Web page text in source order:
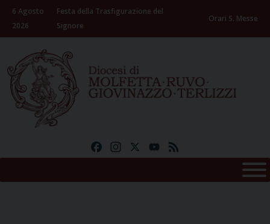
Skip
content
6 Agosto
2026
Festa della Trasfigurazione del
Signore
Orari S. Messe
FacebookInstagramYouTube